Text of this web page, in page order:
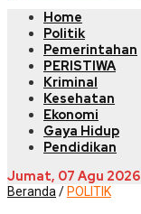
Home
Politik
Pemerintahan
PERISTIWA
Kriminal
Kesehatan
Ekonomi
Gaya Hidup
Pendidikan
Jumat, 07 Agu 2026
Beranda / POLITIK